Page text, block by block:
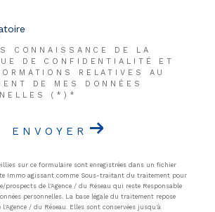
CONNAISSANCE DE LA
DE CONFIDENTIALITÉ ET
RELATIVES AU
DE MES DONNÉES
(*)*
ENVOYER
sur ce formulaire sont enregistrées dans un fichier
Immo agissant comme Sous-traitant du traitement pour
prospects de l'Agence / du Réseau qui reste Responsable
personnelles. La base légale du traitement repose
/ du Réseau. Elles sont conservées jusqu'à